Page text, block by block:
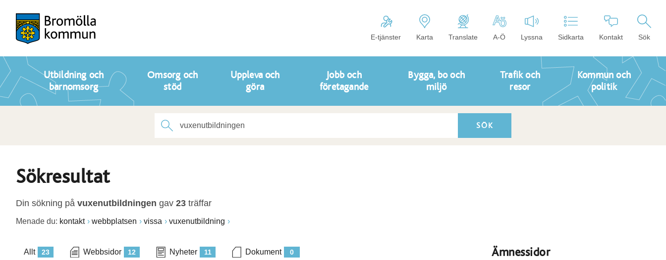
E-tjänster Karta Translate A-Ö Lyssna Sidkarta Kontakt Sök
Utbildning och
barnomsorg
Omsorg och
stöd
Uppleva och
göra
Jobb och
företagande
Bygga, bo och
miljö
Trafik och
resor
Kommun och
politik
Sökresultat
Din sökning på vuxenutbildningen gav 23 träffar
Menade du: kontakt webbplatsen vissa vuxenutbildning
23
Allt 12
Webbsidor 11
Nyheter 0
Dokument Ämnessidor